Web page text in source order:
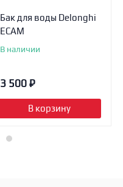
Бак для воды Delonghi
ECAM
В наличии
3 500 ₽
В корзину